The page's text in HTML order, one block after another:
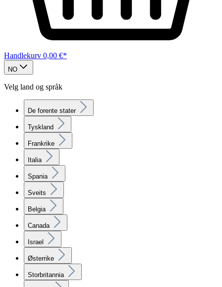
Handlekurv 0,00 €*
NO
Velg land og språk
De forente stater
Tyskland
Frankrike
Italia
Spania
Sveits
Belgia
Canada
Israel
Østerrike
Storbritannia